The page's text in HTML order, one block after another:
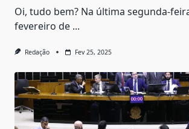
Oi, tudo bem? Na última segunda-
fevereiro de ...
Redação Fev 25, 2025